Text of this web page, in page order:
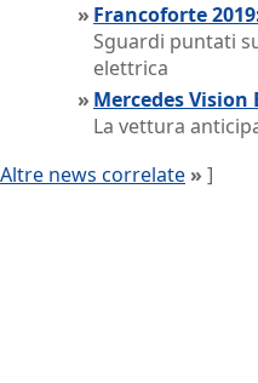
» Francoforte
Sguardi puntati
elettrica
» Mercedes
La vettura
Altre news correlate » ]